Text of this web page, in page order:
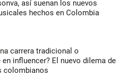
así suenan los nuevos
hechos en Colombia
carrera tradicional o
influencer? El nuevo dilema de
colombianos